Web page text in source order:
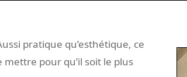
pratique qu’esthétique, ce
pour qu’il soit le plus